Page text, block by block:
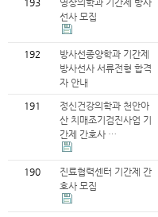
193
영상의학과 기간제 방사
선사 모집
192
방사선종양학과 기간제
방사선사 서류전형 합격
자 안내
191
정신건강의학과 천안아
산 치매조기검진사업 기
간제 간호사 …
190
진료협력센터 기간제 간
호사 모집